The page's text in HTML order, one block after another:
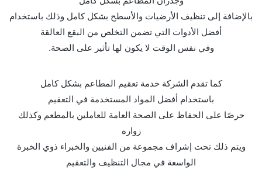
بالإضافة إلى تنظيف الأرضيات والأسطح بشكل كامل وذلك باستخدام
أفضل الأدوات التي تضمن التخلص من البقع العالقة
وفي نفس الوقت لا يكون لها تأثير على الصحة.
كما تقدم الشركة خدمة تعقيم المطاعم بشكل كامل
باستخدام أفضل المواد المستخدمة في التعقيم
حرصًا على الحفاظ على الصحة العامة للعاملين بالمطعم وكذلك
زواره
ويتم ذلك تحت إشراف مجموعة من الفنيين والخبراء ذوي الخبرة
الواسعة في مجال التنظيف والتعقيم